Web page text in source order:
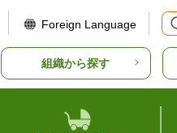
Foreign Language
組織から探す